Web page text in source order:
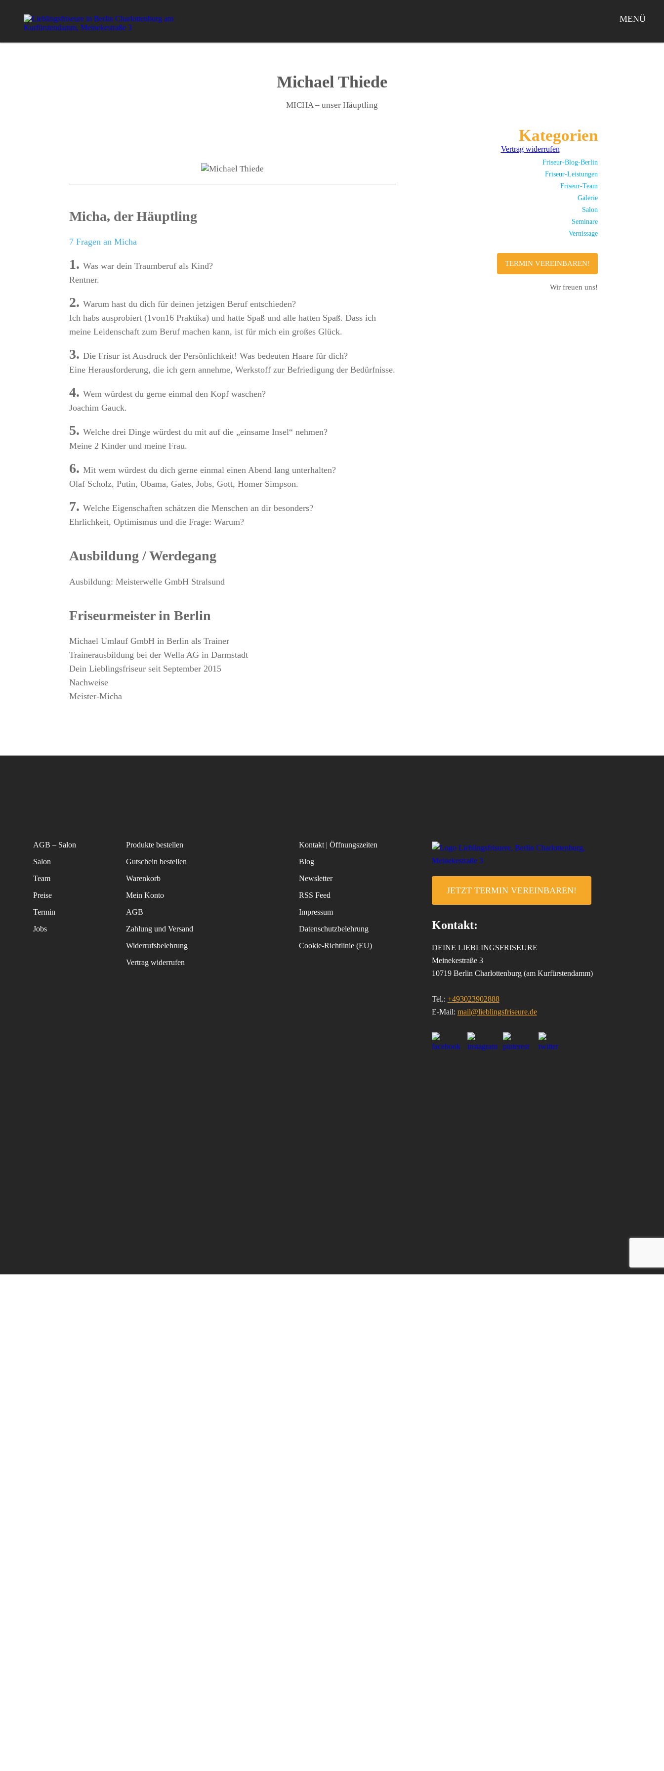
MENÜ
Michael Thiede
MICHA – unser Häuptling
Micha, der Häuptling
7 Fragen an Micha
1. Was war dein Traumberuf als Kind?
Rentner.
2. Warum hast du dich für deinen jetzigen Beruf entschieden?
Ich habs ausprobiert (1von16 Praktika) und hatte Spaß und alle hatten Spaß. Dass ich
meine Leidenschaft zum Beruf machen kann, ist für mich ein großes Glück.
3. Die Frisur ist Ausdruck der Persönlichkeit! Was bedeuten Haare für dich?
Eine Herausforderung, die ich gern annehme, Werkstoff zur Befriedigung der Bedürfnisse.
4. Wem würdest du gerne einmal den Kopf waschen?
Joachim Gauck.
5. Welche drei Dinge würdest du mit auf die „einsame Insel“ nehmen?
Meine 2 Kinder und meine Frau.
6. Mit wem würdest du dich gerne einmal einen Abend lang unterhalten?
Olaf Scholz, Putin, Obama, Gates, Jobs, Gott, Homer Simpson.
7. Welche Eigenschaften schätzen die Menschen an dir besonders?
Ehrlichkeit, Optimismus und die Frage: Warum?
Ausbildung / Werdegang
Ausbildung: Meisterwelle GmbH Stralsund
Friseurmeister in Berlin
Michael Umlauf GmbH in Berlin als Trainer
Trainerausbildung bei der Wella AG in Darmstadt
Dein Lieblingsfriseur seit September 2015
Nachweise
Meister-Micha
Kategorien
Friseur-Blog-Berlin
Friseur-Leistungen
Friseur-Team
Galerie
Salon
Seminare
Vernissage
TERMIN VEREINBAREN!
Wir freuen uns!
AGB – Salon
Salon
Team
Preise
Termin
Jobs
Produkte bestellen
Gutschein bestellen
Warenkorb
Mein Konto
AGB
Zahlung und Versand
Widerrufsbelehrung
Vertrag widerrufen
Kontakt | Öffnungszeiten
Blog
Newsletter
RSS Feed
Impressum
Datenschutzbelehrung
Cookie-Richtlinie (EU)
JETZT TERMIN VEREINBAREN!
Kontakt:
DEINE LIEBLINGSFRISEURE
Meinekestraße 3
10719 Berlin Charlottenburg (am Kurfürstendamm)
Tel.: +493023902888
E-Mail: mail@lieblingsfriseure.de
Vertrag widerrufen